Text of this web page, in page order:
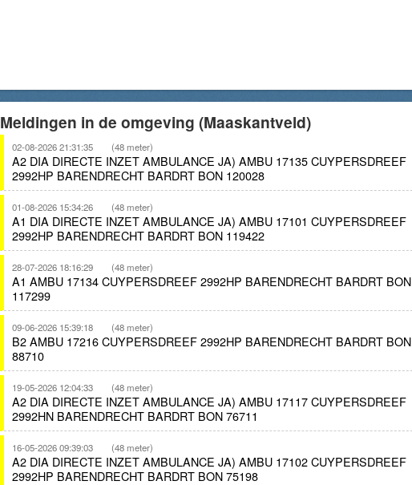
Meldingen in de omgeving (Maaskantveld)
02-08-2026 21:31:35 (48 meter)
A2 DIA DIRECTE INZET AMBULANCE JA) AMBU 17135 CUYPERSDREEF
2992HP BARENDRECHT BARDRT BON 120028
01-08-2026 15:34:26 (48 meter)
A1 DIA DIRECTE INZET AMBULANCE JA) AMBU 17101 CUYPERSDREEF
2992HP BARENDRECHT BARDRT BON 119422
28-07-2026 18:16:29 (48 meter)
A1 AMBU 17134 CUYPERSDREEF 2992HP BARENDRECHT BARDRT BON
117299
09-06-2026 15:39:18 (48 meter)
B2 AMBU 17216 CUYPERSDREEF 2992HP BARENDRECHT BARDRT BON
88710
19-05-2026 12:04:33 (48 meter)
A2 DIA DIRECTE INZET AMBULANCE JA) AMBU 17117 CUYPERSDREEF
2992HN BARENDRECHT BARDRT BON 76711
16-05-2026 09:39:03 (48 meter)
A2 DIA DIRECTE INZET AMBULANCE JA) AMBU 17102 CUYPERSDREEF
2992HP BARENDRECHT BARDRT BON 75198